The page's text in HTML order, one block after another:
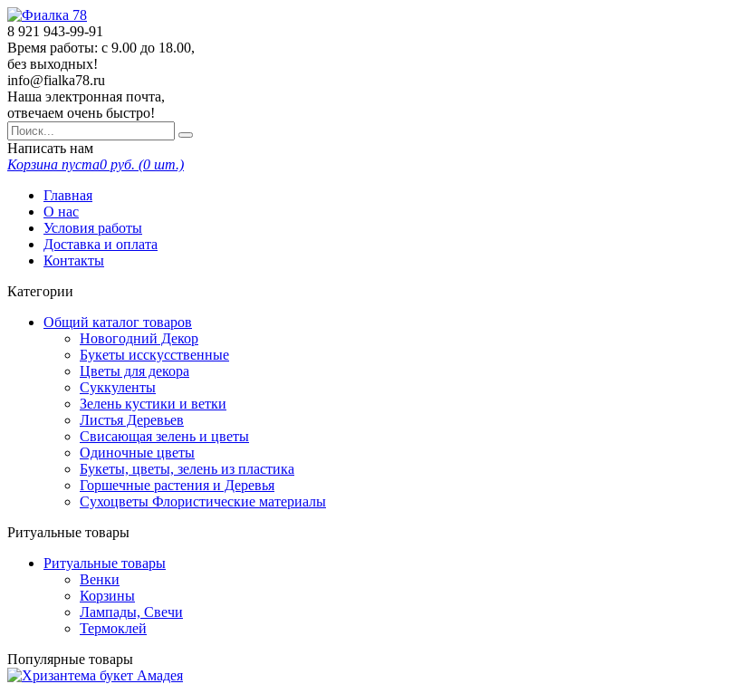
8 921 943-99-91
Время работы: с 9.00 до 18.00,
без выходных!
info@fialka78.ru
Наша электронная почта,
отвечаем очень быстро!
Написать нам
Корзина пуста0 руб. (0 шт.)
Главная
О нас
Условия работы
Доставка и оплата
Контакты
Категории
Общий каталог товаров
Новогодний Декор
Букеты исскусственные
Цветы для декора
Суккуленты
Зелень кустики и ветки
Листья Деревьев
Свисающая зелень и цветы
Одиночные цветы
Букеты, цветы, зелень из пластика
Горшечные растения и Деревья
Сухоцветы Флористические материалы
Ритуальные товары
Ритуальные товары
Венки
Корзины
Лампады, Свечи
Термоклей
Популярные товары